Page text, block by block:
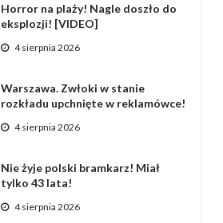
Horror na plaży! Nagle doszło do
eksplozji! [VIDEO]
4 sierpnia 2026
Warszawa. Zwłoki w stanie
rozkładu upchnięte w reklamówce!
4 sierpnia 2026
Nie żyje polski bramkarz! Miał
tylko 43 lata!
4 sierpnia 2026